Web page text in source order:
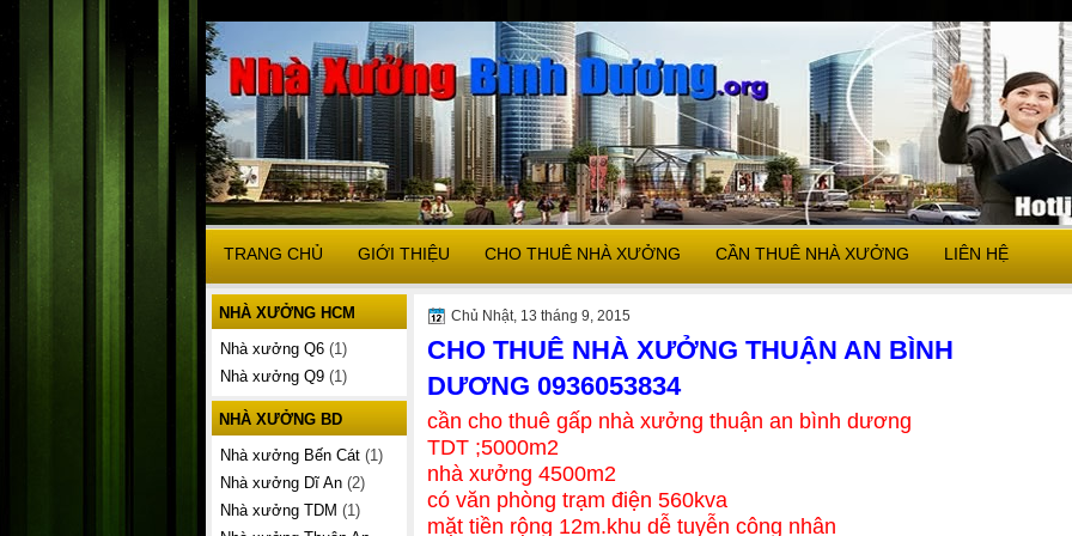
TRANG CHỦ GIỚI THIỆU CHO THUÊ NHÀ XƯỞNG CẦN THUÊ NHÀ XƯỞNG LIÊN HỆ
Chủ Nhật, 13 tháng 9, 2015
CHO THUÊ NHÀ XƯỞNG THUẬN AN BÌNH
DƯƠNG 0936053834
cần cho thuê gấp nhà xưởng thuận an bình dương
TDT ;5000m2
nhà xưởng 4500m2
có văn phòng trạm điện 560kva
mặt tiền rộng 12m.khu dễ tuyễn công nhân
NHÀ XƯỞNG HCM
Nhà xưởng Q6 (1)
Nhà xưởng Q9 (1)
NHÀ XƯỞNG BD
Nhà xưởng Bến Cát (1)
Nhà xưởng Dĩ An (2)
Nhà xưởng TDM (1)